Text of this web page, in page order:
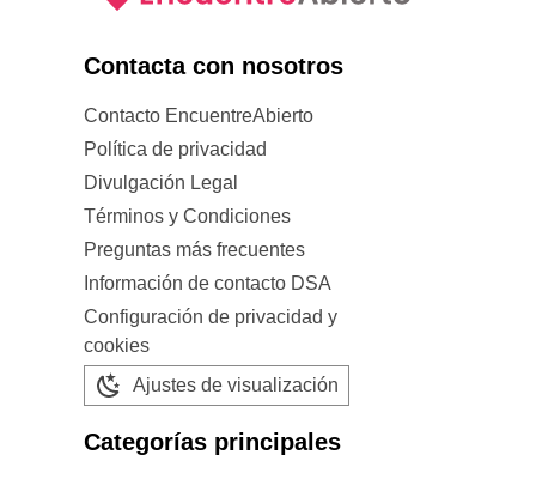
Contacta con nosotros
Contacto EncuentreAbierto
Política de privacidad
Divulgación Legal
Términos y Condiciones
Preguntas más frecuentes
Información de contacto DSA
Configuración de privacidad y
cookies
Ajustes de visualización
Categorías principales